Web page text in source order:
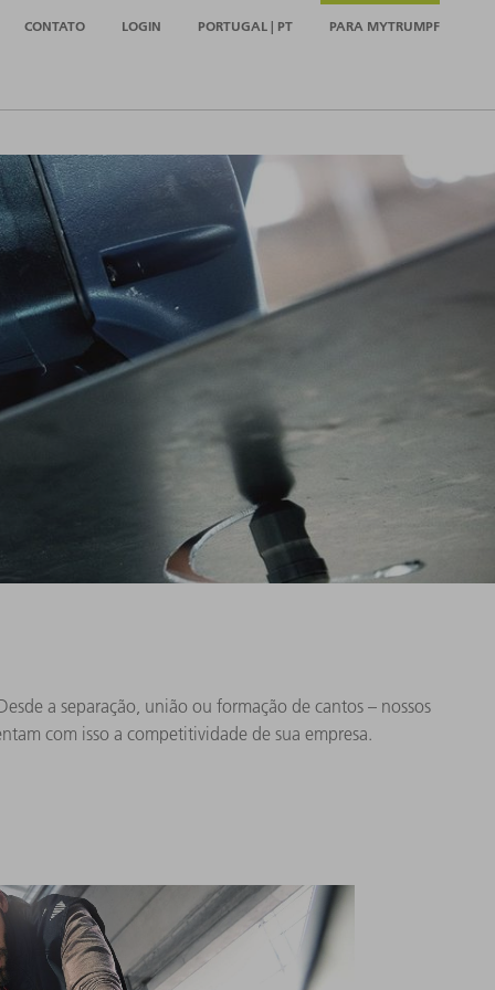
CONTATO LOGIN PORTUGAL | PT PARA MYTRUMPF
a separação, união ou formação de cantos – nossos
com isso a competitividade de sua empresa.